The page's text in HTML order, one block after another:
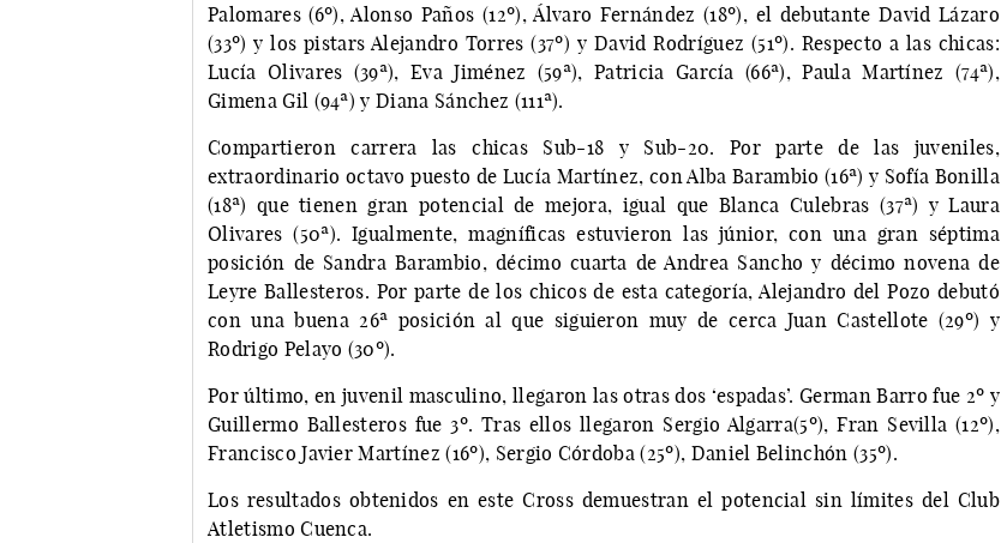
Palomares (6º), Alonso Paños (12º), Álvaro Fernández (18º), el debutante David Lázaro
(33º) y los pistars Alejandro Torres (37º) y David Rodríguez (51º). Respecto a las chicas:
Lucía Olivares (39ª), Eva Jiménez (59ª), Patricia García (66ª), Paula Martínez (74ª),
Gimena Gil (94ª) y Diana Sánchez (111ª).
Compartieron carrera las chicas Sub-18 y Sub-20. Por parte de las juveniles,
extraordinario octavo puesto de Lucía Martínez, con Alba Barambio (16ª) y Sofía Bonilla
(18ª) que tienen gran potencial de mejora, igual que Blanca Culebras (37ª) y Laura
Olivares (50ª). Igualmente, magníficas estuvieron las júnior, con una gran séptima
posición de Sandra Barambio, décimo cuarta de Andrea Sancho y décimo novena de
Leyre Ballesteros. Por parte de los chicos de esta categoría, Alejandro del Pozo debutó
con una buena 26ª posición al que siguieron muy de cerca Juan Castellote (29º) y
Rodrigo Pelayo (30º).
Por último, en juvenil masculino, llegaron las otras dos ‘espadas’. German Barro fue 2º y
Guillermo Ballesteros fue 3º. Tras ellos llegaron Sergio Algarra(5º), Fran Sevilla (12º),
Francisco Javier Martínez (16º), Sergio Córdoba (25º), Daniel Belinchón (35º).
Los resultados obtenidos en este Cross demuestran el potencial sin límites del Club
Atletismo Cuenca.